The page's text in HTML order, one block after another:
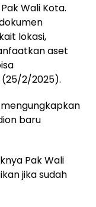
Wali Kota.
lokasi,
aset
(25/2/2025).
baru
Pak Wali
jika sudah